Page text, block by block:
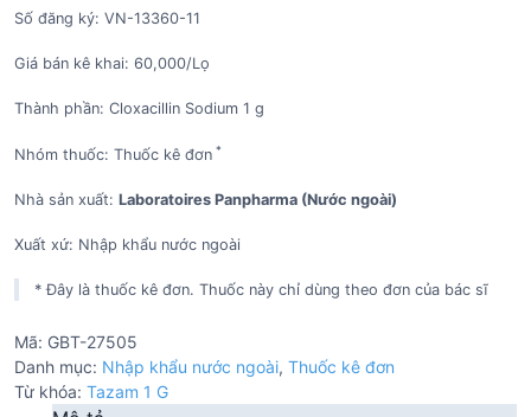
Số đăng ký: VN-13360-11
Giá bán kê khai: 60,000/Lọ
Thành phần: Cloxacillin Sodium 1 g
Nhóm thuốc: Thuốc kê đơn *
Nhà sản xuất: Laboratoires Panpharma (Nước ngoài)
Xuất xứ: Nhập khẩu nước ngoài
* Đây là thuốc kê đơn. Thuốc này chỉ dùng theo đơn của bác sĩ
Mã: GBT-27505
Danh mục: Nhập khẩu nước ngoài, Thuốc kê đơn
Từ khóa: Tazam 1 G